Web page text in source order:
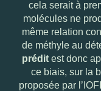
cela serait à
molécules ne
même relation
de méthyle au
préditest donc
ce biais, sur la
proposée par